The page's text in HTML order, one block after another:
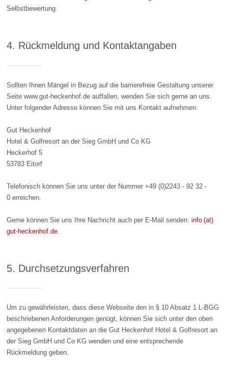
Selbstbewertung.
4. Rückmeldung und Kontaktangaben
Sollten Ihnen Mängel in Bezug auf die barrierefreie Gestaltung unserer
Seite www.gut-heckenhof.de auffallen, wenden Sie sich gerne an uns.
Unter folgender Adresse können Sie mit uns Kontakt aufnehmen:
Gut Heckenhof
Hotel & Golfresort an der Sieg GmbH und Co KG
Heckerhof 5
53783 Eitorf
Telefonisch können Sie uns unter der Nummer+49 (0)2243 - 92 32 -
0 erreichen.
Gerne können Sie uns Ihre Nachricht auch per E-Mail senden:info (at)
gut-heckenhof.de
5. Durchsetzungsverfahren
Um zu gewährleisten, dass diese Webseite den in § 10 Absatz 1 L-BGG
beschriebenen Anforderungen genügt, können Sie sich unter den oben
angegebenen Kontaktdaten an die Gut Heckenhof Hotel & Golfresort an
der Sieg GmbH und Co KG wenden und eine entsprechende
Rückmeldung geben.